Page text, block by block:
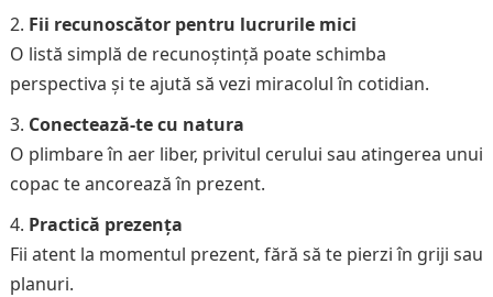
Fii recunoscător pentru lucrurile mici
O listă simplă de recunoștință poate schimba
perspectiva și te ajută să vezi miracolul în cotidian.
Conectează-te cu natura
O plimbare în aer liber, privitul cerului sau atingerea unui
copac te ancorează în prezent.
Practică prezența
Fii atent la momentul prezent, fără să te pierzi în griji sau
planuri.